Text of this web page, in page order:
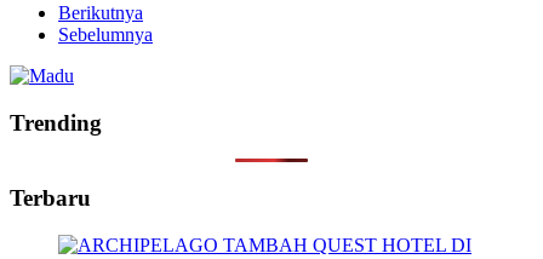
Berikutnya
Sebelumnya
Trending
Terbaru